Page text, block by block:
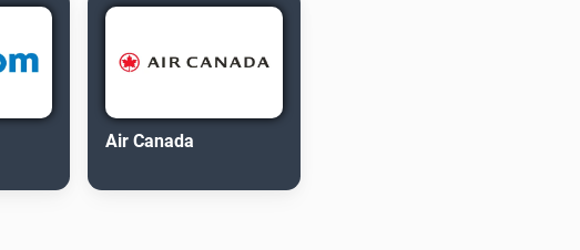
Air Canada